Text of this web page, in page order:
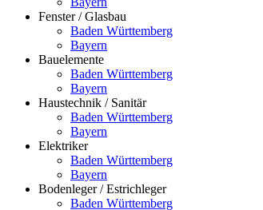
Fenster / Glasbau
Baden Württemberg
Bayern
Bauelemente
Baden Württemberg
Bayern
Haustechnik / Sanitär
Baden Württemberg
Bayern
Elektriker
Baden Württemberg
Bayern
Bodenleger / Estrichleger
Baden Württemberg